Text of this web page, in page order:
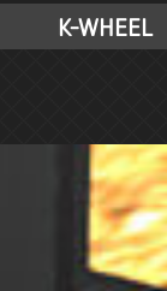
K-WHEEL